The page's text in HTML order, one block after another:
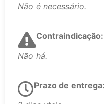
Não é necessário.
Contraindicação:
Não há.
Prazo de entrega: